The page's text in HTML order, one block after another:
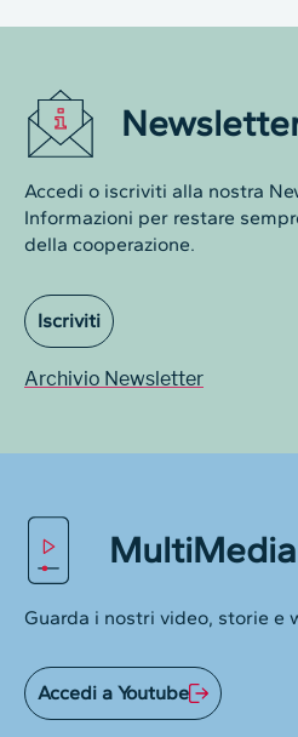
Accedi o iscriviti alla nostra
Informazioni per restare
della cooperazione.
Iscriviti
Archivio Newsletter
MultiMedia
Guarda i nostri video, storie e
Accedi a Youtube